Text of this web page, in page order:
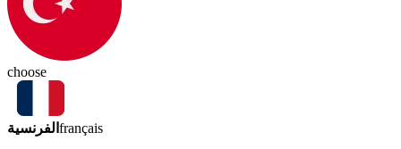
choose
الفرنسية français